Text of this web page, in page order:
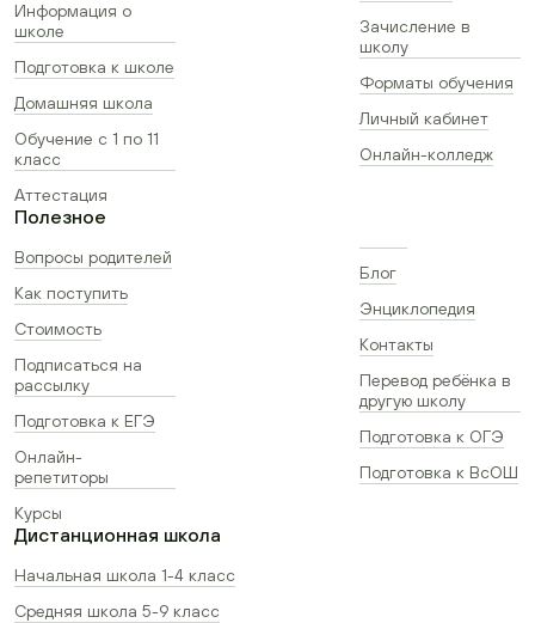
Информация о
школе
Подготовка к школе
Домашняя школа
Обучение с 1 по 11
класс
Аттестация
Зачисление в
школу
Форматы обучения
Личный кабинет
Онлайн-колледж
Полезное
Вопросы родителей
Как поступить
Стоимость
Подписаться на
рассылку
Подготовка к ЕГЭ
Онлайн-
репетиторы
Курсы
Блог
Энциклопедия
Контакты
Перевод ребёнка в
другую школу
Подготовка к ОГЭ
Подготовка к ВсОШ
Дистанционная школа
Начальная школа 1-4 класс
Средняя школа 5-9 класс